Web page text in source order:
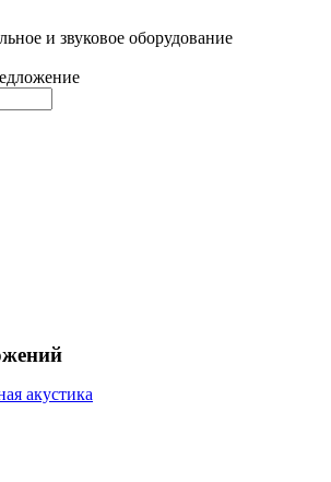
и звуковое оборудование
акустика